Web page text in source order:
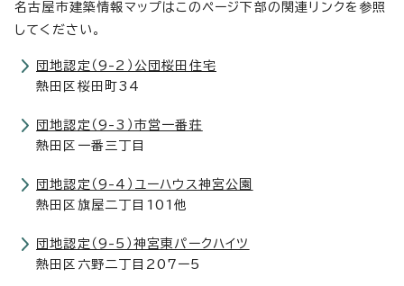
名古屋市建築情報マップはこのページ下部の関連リンクを参照
してください。
団地認定（9-2）公団桜田住宅
熱田区桜田町34
団地認定（9-3）市営一番荘
熱田区一番三丁目
団地認定（9-4）ユーハウス神宮公園
熱田区旗屋二丁目101他
団地認定（9-5）神宮東パークハイツ
熱田区六野二丁目207ー5